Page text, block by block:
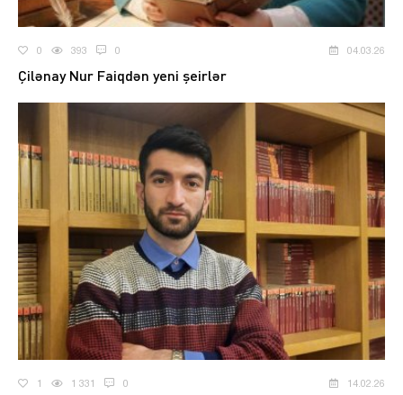
0 393 0 04.03.26
Çilənay Nur Faiqdən yeni şeirlər
1 1 331 0 14.02.26